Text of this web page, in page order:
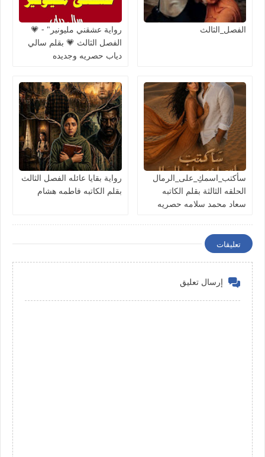
الفصل_الثالث
رواية عشقني مليونير" - 💗
الفصل الثالث 💗 بقلم سالي
دياب حصريه وجديده
سأكتب_اسمكِ_على_الرمال
الحلقه الثالثة بقلم الكاتبه
سعاد محمد سلامه حصريه
رواية بقايا عائله الفصل الثالث
بقلم الكاتبه فاطمه هشام
تعليقات
إرسال تعليق